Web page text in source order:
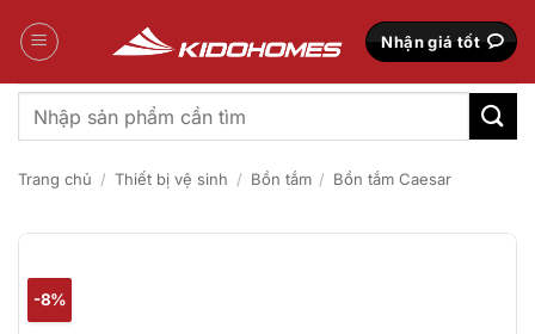
qua
Nhận giá tốt
Tìm
kiếm:
Trang chủ / Thiết bị vệ sinh / Bồn tắm / Bồn tắm Caesar
-8%